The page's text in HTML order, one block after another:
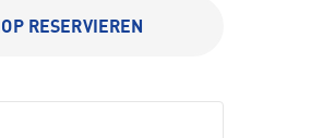
RESERVIEREN